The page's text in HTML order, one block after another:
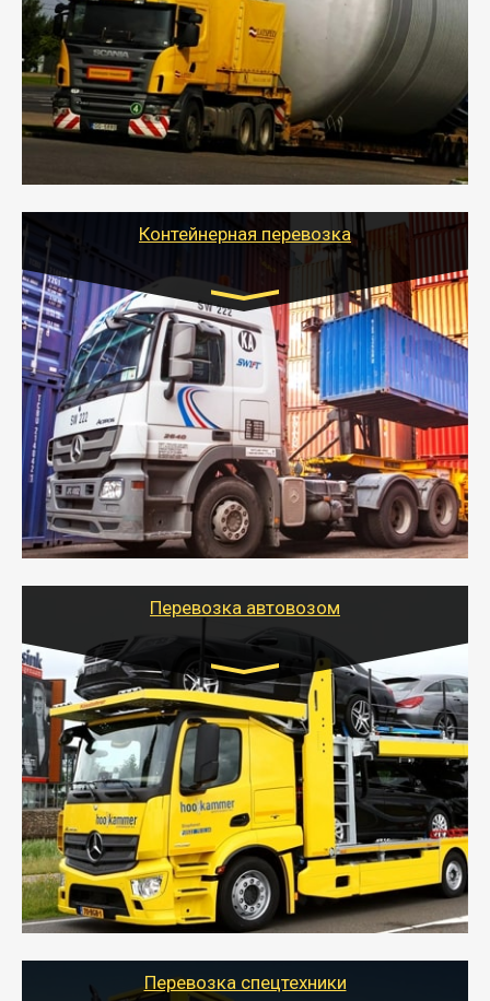
- Перевозка техники и негабаритных грузов
осуществляется после получения разрешения на
перевозку (обычно 7-14 дней).
- Тайгер Логистик в короткие сроки поможет вам
качественно и безопасно перевезти негабаритные
грузы по всей России тралом, манипулятором и
другим транспортом и подобрать оптимальный
Контейнерная перевозка
Цена за км. Рассчитывается
индивидуально
- Контейнерные грузоперевозки на специальном
оборудованном транспорте быстро, качественно и
безопасно.
- Наша транспортная компания поможет
организовать доставку в порт и из порта
стандартных контейнеров на контейнеровозе,
шаландах и площадках (открытых кузовах),
используя надежные крепления.
Перевозка автовозом
Цена за км. Рассчитывается
индивидуально
- Перевозка автовозом от Тайгер Логистик – это
быстрый и безопасный способ доставить несколько
легковых автомобилей за одну поездку в другой
город.
- Наша транспортная компания организует доставку
машин автовозом, подобрав оптимальный маршрут с
учетом всех особенности по пути следования.
Перевозка спецтехники